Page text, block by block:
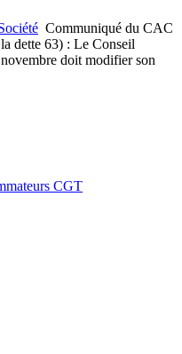
Communiqué du CAC
dette 63) : Le Conseil
doit modifier son
CGT